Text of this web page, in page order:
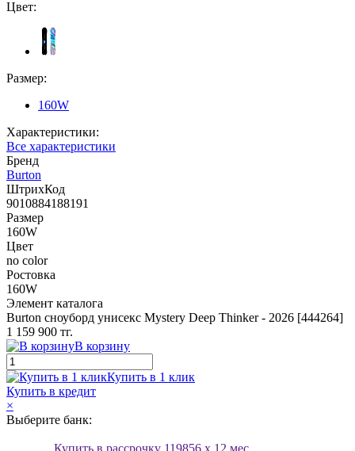
Цвет:
Размер:
160W
Характеристики:
Все характеристики
Бренд
Burton
ШтрихКод
9010884188191
Размер
160W
Цвет
no color
Ростовка
160W
Элемент каталога
Burton сноуборд унисекс Mystery Deep Thinker - 2026 [444264]
1 159 900 тг.
В корзину
Купить в 1 клик
Купить в кредит
×
Выберите банк:
Купить в рассрочку 119856 x 12 мес